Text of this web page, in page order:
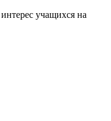
учащихся на